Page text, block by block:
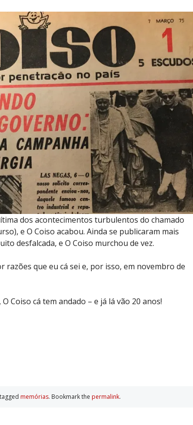
dos acontecimentos turbulentos do chamado
e O Coiso acabou. Ainda se publicaram mais
desfalcada, e O Coiso murchou de vez.
razões que eu cá sei e, por isso, em novembro de
Coiso cá tem andado – e já lá vão 20 anos!
memórias. Bookmark the permalink.